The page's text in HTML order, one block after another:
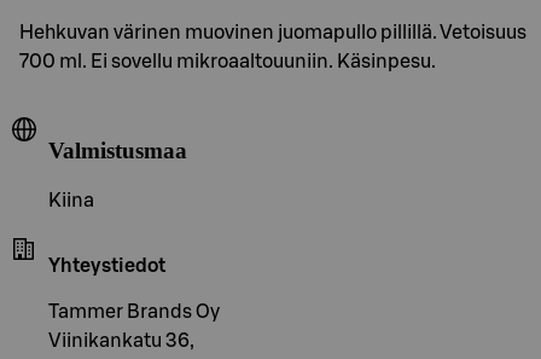
Hehkuvan värinen muovinen juomapullo pillillä. Vetoisuus
700 ml. Ei sovellu mikroaaltouuniin. Käsinpesu.
Valmistusmaa
Kiina
Yhteystiedot
Tammer Brands Oy
Viinikankatu 36,